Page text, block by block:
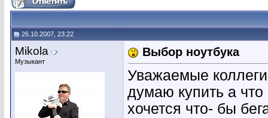
26.10.2007, 23:22
Mikola
Музыкант
Выбор ноутбука
Уважаемые
думаю купить а
хочется что- бы